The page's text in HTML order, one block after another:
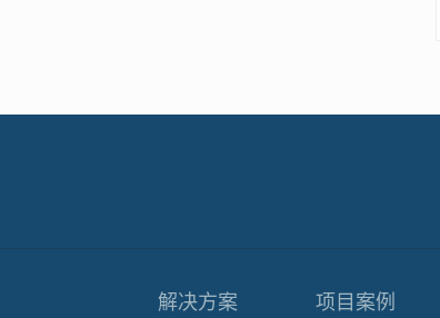
解决方案 项目案例